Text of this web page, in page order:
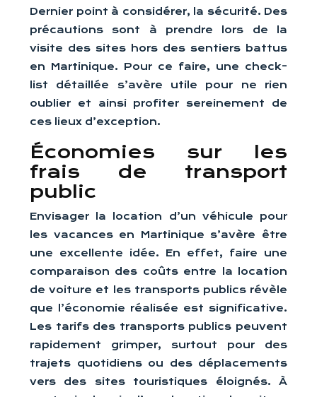
Dernier point à considérer, la sécurité. Des
précautions sont à prendre lors de la
visite des sites hors des sentiers battus
en Martinique. Pour ce faire, une check-
list détaillée s’avère utile pour ne rien
oublier et ainsi profiter sereinement de
ces lieux d’exception.
Économies sur les
frais de transport
public
Envisager la location d’un véhicule pour
les vacances en Martinique s’avère être
une excellente idée. En effet, faire une
comparaison des coûts entre la location
de voiture et les transports publics révèle
que l’économie réalisée est significative.
Les tarifs des transports publics peuvent
rapidement grimper, surtout pour des
trajets quotidiens ou des déplacements
vers des sites touristiques éloignés. À